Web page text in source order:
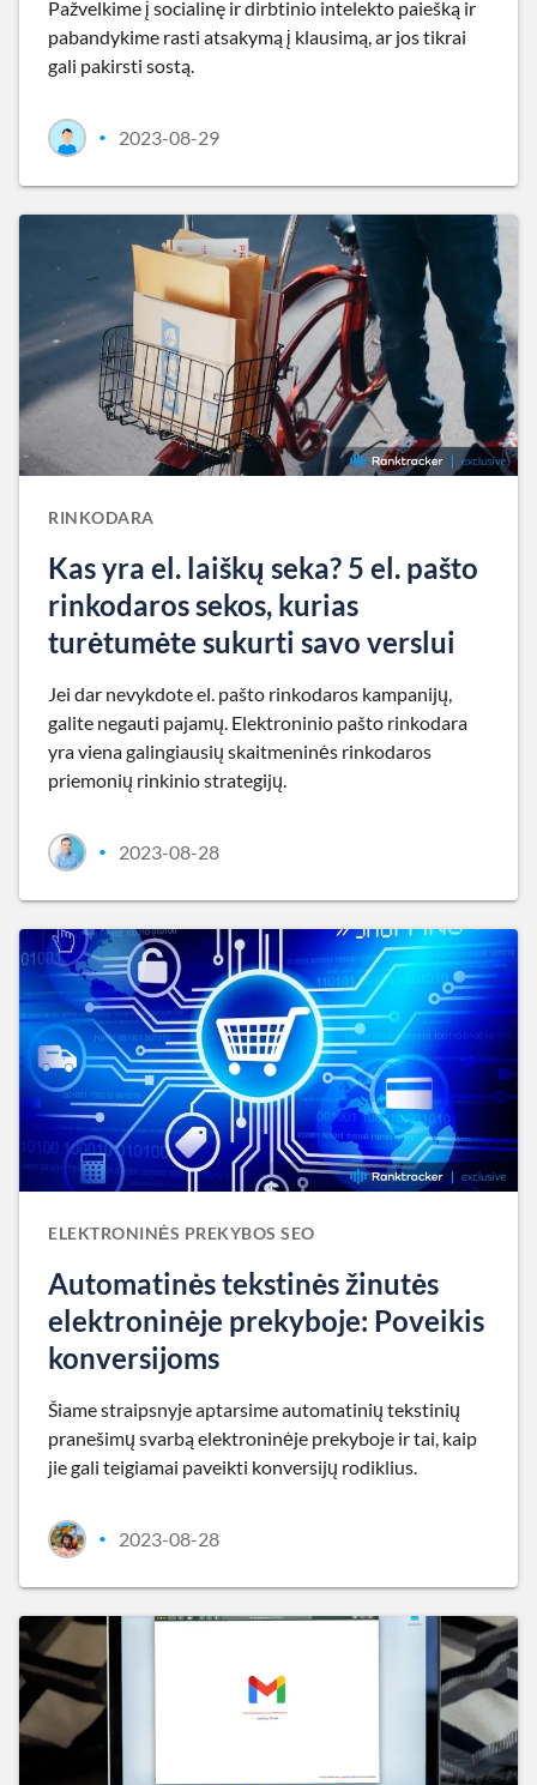
Pažvelkime į socialinę ir dirbtinio intelekto paiešką ir
pabandykime rasti atsakymą į klausimą, ar jos tikrai
gali pakirsti sostą.
• 2023-08-29
RINKODARA
Kas yra el. laiškų seka? 5 el. pašto
rinkodaros sekos, kurias
turėtumėte sukurti savo verslui
Jei dar nevykdote el. pašto rinkodaros kampanijų,
galite negauti pajamų. Elektroninio pašto rinkodara
yra viena galingiausių skaitmeninės rinkodaros
priemonių rinkinio strategijų.
• 2023-08-28
ELEKTRONINĖS PREKYBOS SEO
Automatinės tekstinės žinutės
elektroninėje prekyboje: Poveikis
konversijoms
Šiame straipsnyje aptarsime automatinių tekstinių
pranešimų svarbą elektroninėje prekyboje ir tai, kaip
jie gali teigiamai paveikti konversijų rodiklius.
• 2023-08-28